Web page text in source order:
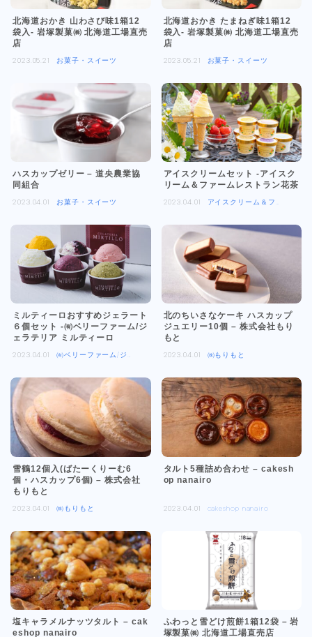
北海道おかき 山わさび味1箱12
袋入- 岩塚製菓㈱ 北海道工場直売
店
2023.05.21 お菓子・スイーツ
北海道おかき たまねぎ味1箱12
袋入- 岩塚製菓㈱ 北海道工場直売
店
2023.05.21 お菓子・スイーツ
ハスカップゼリー – 道央農業協
同組合
2023.04.01 お菓子・スイーツ
アイスクリームセット -アイスク
リーム＆ファームレストラン花茶
2023.04.01
アイスクリーム＆ファ
ミルティーロおすすめジェラート
６個セット -㈲ベリーファーム/ジ
ェラテリア ミルティーロ
2023.04.01
㈲ベリーファーム/ジ
ーロ
北のちいさなケーキ ハスカップ
ジュエリー10個 – 株式会社もり
もと
2023.04.01 ㈱もりもと
雪鶴12個入(ばたーくりーむ6
個・ハスカップ6個) – 株式会社
もりもと
2023.04.01 ㈱もりもと
タルト5種詰め合わせ – cakesh
op nanairo
2023.04.01 cakeshop nanairo
塩キャラメルナッツタルト – cak
eshop nanairo
ふわっと雪どけ煎餅1箱12袋 – 岩
塚製菓㈱ 北海道工場直売店